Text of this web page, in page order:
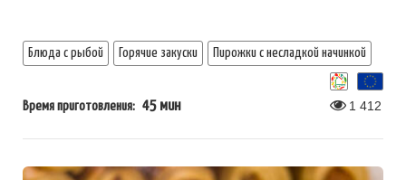
Блюда с рыбой Горячие закуски Пирожки с несладкой начинкой
Время приготовления: 45 мин 1 412